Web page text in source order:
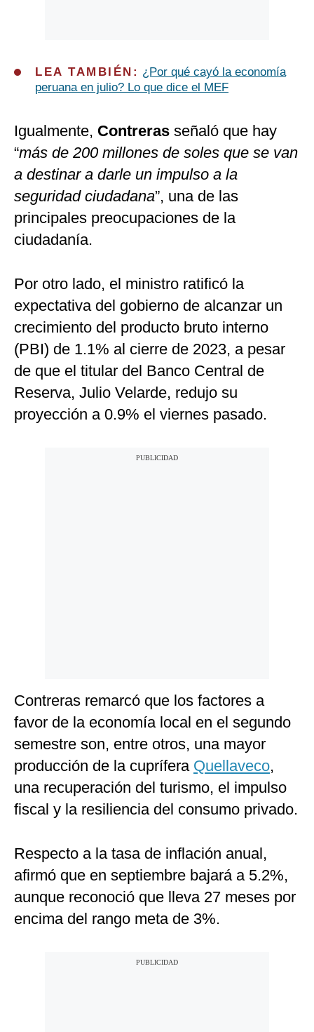
LEA TAMBIÉN: ¿Por qué cayó la economía
peruana en julio? Lo que dice el MEF
Igualmente, Contreras señaló que hay
“más de 200 millones de soles que se van
a destinar a darle un impulso a la
seguridad ciudadana”, una de las
principales preocupaciones de la
ciudadanía.
Por otro lado, el ministro ratificó la
expectativa del gobierno de alcanzar un
crecimiento del producto bruto interno
(PBI) de 1.1% al cierre de 2023, a pesar
de que el titular del Banco Central de
Reserva, Julio Velarde, redujo su
proyección a 0.9% el viernes pasado.
Contreras remarcó que los factores a
favor de la economía local en el segundo
semestre son, entre otros, una mayor
producción de la cuprífera Quellaveco,
una recuperación del turismo, el impulso
fiscal y la resiliencia del consumo privado.
Respecto a la tasa de inflación anual,
afirmó que en septiembre bajará a 5.2%,
aunque reconoció que lleva 27 meses por
encima del rango meta de 3%.